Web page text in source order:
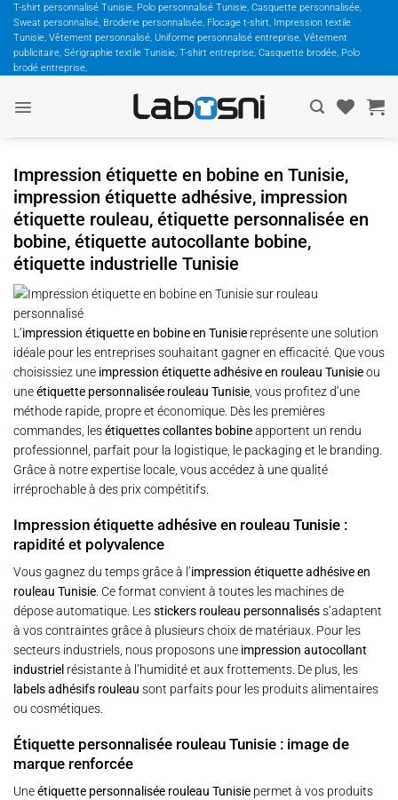
Passer
contenu
T-shirt personnalisé Tunisie, Polo personnalisé Tunisie, Casquette personnalisée,
Sweat personnalisé, Broderie personnalisée, Flocage t-shirt, Impression textile
Tunisie, Vêtement personnalisé, Uniforme personnalisé entreprise, Vêtement
publicitaire, Sérigraphie textile Tunisie, T-shirt entreprise, Casquette brodée, Polo
brodé entreprise,
Impression étiquette en bobine en Tunisie,
impression étiquette adhésive, impression
étiquette rouleau, étiquette personnalisée en
bobine, étiquette autocollante bobine,
étiquette industrielle Tunisie
L’impression étiquette en bobine en Tunisie représente une solution
idéale pour les entreprises souhaitant gagner en efficacité. Que vous
choisissiez une impression étiquette adhésive en rouleau Tunisieou
uneétiquette personnalisée rouleau Tunisie , vous profitez d’une
méthode rapide, propre et économique. Dès les premières
commandes, lesétiquettes collantes bobineapportent un rendu
professionnel, parfait pour la logistique, le packaging et le branding.
Grâce à notre expertise locale, vous accédez à une qualité
irréprochable à des prix compétitifs.
Impression étiquette adhésive en rouleau Tunisie :
rapidité et polyvalence
Vous gagnez du temps grâce à l’impression étiquette adhésive en
rouleau Tunisie . Ce format convient à toutes les machines de
dépose automatique. Lesstickers rouleau personnaliséss’adaptent
à vos contraintes grâce à plusieurs choix de matériaux. Pour les
secteurs industriels, nous proposons une impression autocollant
industriel résistante à l’humidité et aux frottements. De plus, les
labels adhésifs rouleau sont parfaits pour les produits alimentaires
ou cosmétiques.
Étiquette personnalisée rouleau Tunisie : image de
marque renforcée
Uneétiquette personnalisée rouleau Tunisie permet à vos produits